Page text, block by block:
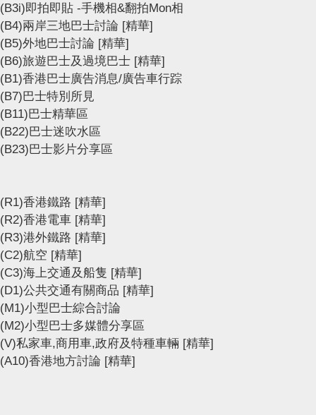
(B3i)即拍即貼 -手機相&翻拍Mon相
(B4)兩岸三地巴士討論 [精華]
(B5)外地巴士討論 [精華]
(B6)旅遊巴士及過境巴士 [精華]
(B1)香港巴士廣告消息/廣告車行踪
(B7)巴士特別所見
(B11)巴士精華區
(B22)巴士迷吹水區
(B23)巴士影片分享區
(R1)香港鐵路 [精華]
(R2)香港電車 [精華]
(R3)港外鐵路 [精華]
(C2)航空 [精華]
(C3)海上交通及船隻 [精華]
(D1)公共交通有關商品 [精華]
(M1)小型巴士綜合討論
(M2)小型巴士多媒體分享區
(V)私家車,商用車,政府及特種車輛 [精華]
(A10)香港地方討論 [精華]